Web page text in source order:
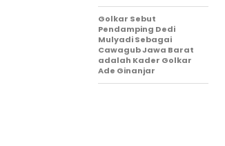
Golkar Sebut
Pendamping Dedi
Mulyadi Sebagai
Cawagub Jawa Barat
adalah Kader Golkar
Ade Ginanjar